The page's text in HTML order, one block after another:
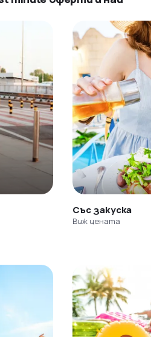
Със закуска
Виж цената